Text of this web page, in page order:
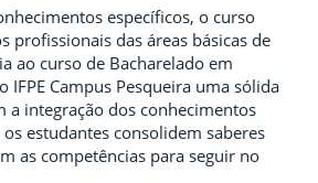
específicos, o curso
profissionais das áreas básicas de
ao curso de Bacharelado em
IFPE Campus Pesqueira uma sólida
a integração dos conhecimentos
estudantes consolidem saberes
as competências para seguir no